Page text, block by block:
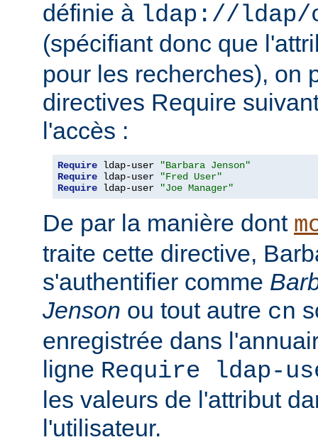
définie à ldap://ldap/
(spécifiant donc que
pour les recherches), on
directives Require
l'accès :
Require ldap-user
"Barbara Jenson"
Require ldap-user
"Fred User"
Require ldap-user "Joe Manager"
De par la manière dont
traite cette directive,
s'authentifier comme
Jenson ou tout autre cn
enregistrée dans
ligne Require ldap-
les valeurs de l'attribut
l'utilisateur.